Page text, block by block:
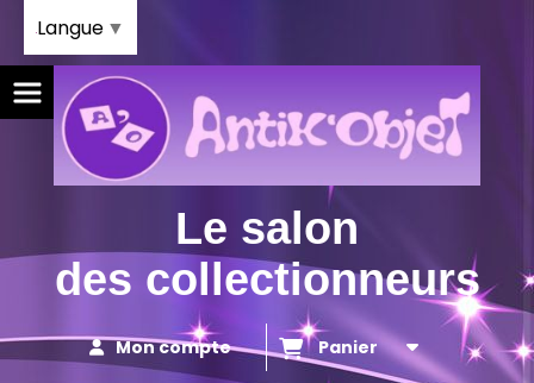
Le salon
des collectionneurs
Mon compte Panier
Langue ▼